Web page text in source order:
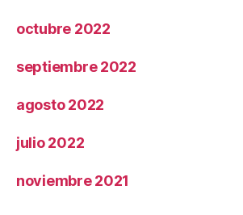
octubre 2022
septiembre 2022
agosto 2022
julio 2022
noviembre 2021